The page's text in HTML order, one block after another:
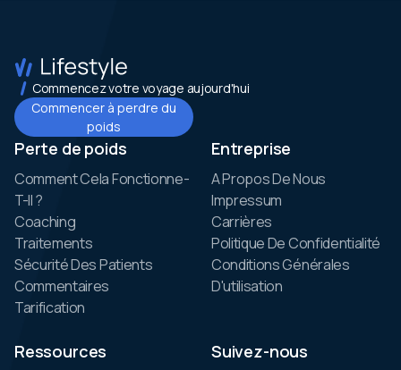
Commencez votre voyage aujourd'hui
Commencer à perdre du
poids
Perte de poids
Comment Cela Fonctionne-
T-Il ?
Coaching
Traitements
Sécurité Des Patients
Commentaires
Tarification
Entreprise
A Propos De Nous
Impressum
Carrières
Politique De Confidentialité
Conditions Générales
D'utilisation
Ressources Suivez-nous